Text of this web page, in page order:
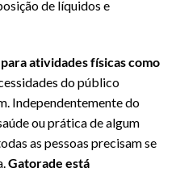
de líquidos e
atividades físicas como
do público
Independentemente do
ou prática de algum
as pessoas precisam se
Gatorade está